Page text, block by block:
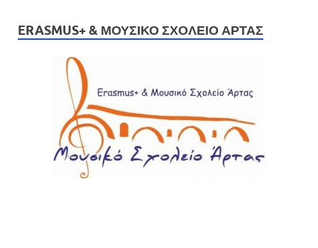
ERASMUS+ & ΜΟΥΣΙΚΌ ΣΧΟΛΕΊΟ ΆΡΤΑΣ